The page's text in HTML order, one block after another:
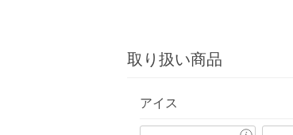
取り扱い商品
アイス